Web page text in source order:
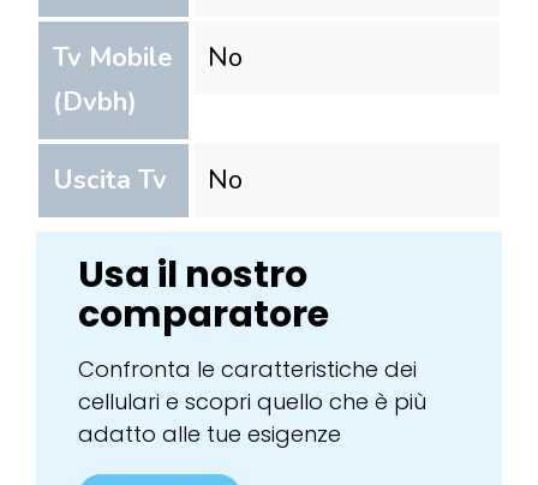
Tv Mobile
(Dvbh)
No
Uscita Tv No
Usa il nostro
comparatore
Confronta le caratteristiche dei
cellulari e scopri quello che è più
adatto alle tue esigenze